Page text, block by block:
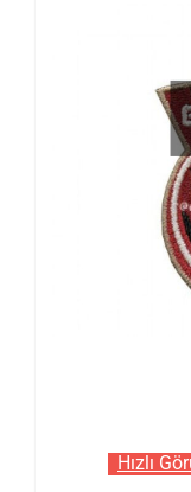
Hızlı